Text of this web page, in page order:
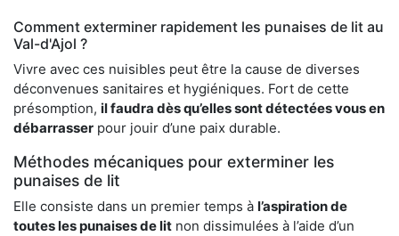
Comment exterminer rapidement les punaises de lit au
Val-d'Ajol ?
Vivre avec ces nuisibles peut être la cause de diverses
déconvenues sanitaires et hygiéniques. Fort de cette
présomption, il faudra dès qu’elles sont détectées vous en
débarrasser pour jouir d’une paix durable.
Méthodes mécaniques pour exterminer les
punaises de lit
Elle consiste dans un premier temps à l’aspiration de
toutes les punaises de lit non dissimulées à l’aide d’un